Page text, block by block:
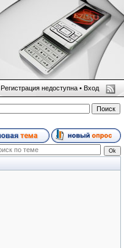
Регистрация недоступна • Вход